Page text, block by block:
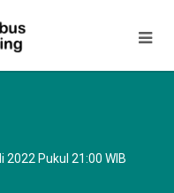
2022 Pukul 21:00 WIB